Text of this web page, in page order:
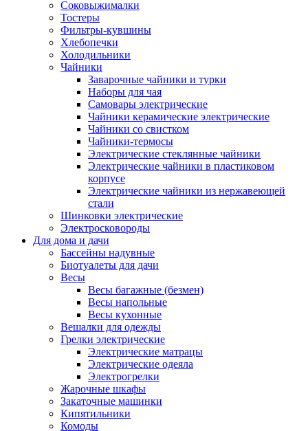
Соковыжималки
Тостеры
Фильтры-кувшины
Хлебопечки
Холодильники
Чайники
Заварочные чайники и турки
Наборы для чая
Самовары электрические
Чайники керамические электрические
Чайники со свистком
Чайники-термосы
Электрические стеклянные чайники
Электрические чайники в пластиковом
корпусе
Электрические чайники из нержавеющей
стали
Шинковки электрические
Электросковороды
Для дома и дачи
Бассейны надувные
Биотуалеты для дачи
Весы
Весы багажные (безмен)
Весы напольные
Весы кухонные
Вешалки для одежды
Грелки электрические
Электрические матрацы
Электрические одеяла
Электрогрелки
Жарочные шкафы
Закаточные машинки
Кипятильники
Комоды